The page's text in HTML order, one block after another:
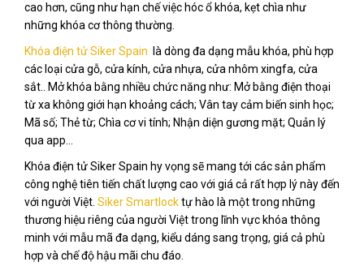
cao hơn, cũng như hạn chế việc hóc ổ khóa, kẹt chìa như
những khóa cơ thông thường.
Khóa điện tử Siker Spain là dòng đa dạng mẫu khóa, phù hợp
các loại cửa gỗ, cửa kính, cửa nhựa, cửa nhôm xingfa, cửa
sắt.. Mở khóa bằng nhiều chức năng như: Mở bằng điện thoại
từ xa không giới hạn khoảng cách; Vân tay cảm biến sinh học;
Mã số; Thẻ từ; Chìa cơ vi tính; Nhận diện gương mặt; Quản lý
qua app…
Khóa điện tử Siker Spain hy vọng sẽ mang tới các sản phẩm
công nghệ tiên tiến chất lượng cao với giá cả rất hợp lý này đến
với người Việt. Siker Smartlocktự hào là một trong những
thương hiệu riêng của người Việt trong lĩnh vực khóa thông
minh với mẫu mã đa dạng, kiểu dáng sang trọng, giá cả phù
hợp và chế độ hậu mãi chu đáo.